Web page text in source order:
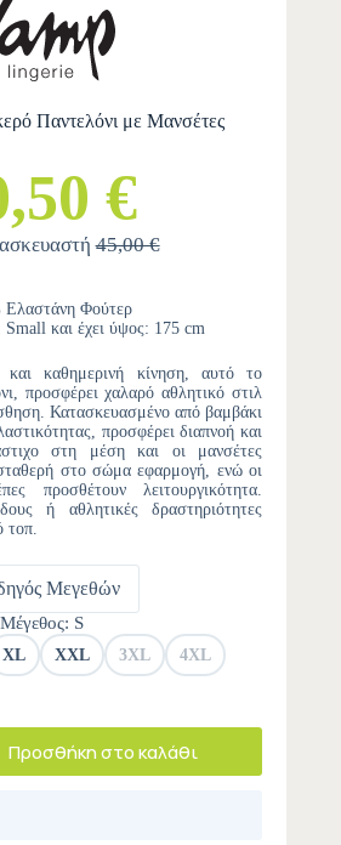
Παντελόνι με Μανσέτες
€
45,00 €
Ελαστάνη Φούτερ
και έχει ύψος: 175 cm
και καθημερινή κίνηση, αυτό το
προσφέρει χαλαρό αθλητικό στιλ
Κατασκευασμένο από βαμβάκι
προσφέρει διαπνοή και
στη μέση και οι μανσέτες
στο σώμα εφαρμογή, ενώ οι
προσθέτουν λειτουργικότητα.
ή αθλητικές δραστηριότητες
τοπ.
Μεγεθών
Μέγεθος: S
XL XXL 3XL 4XL
Προσθήκη στο καλάθι